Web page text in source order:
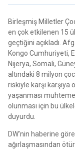
Birleşmiş Milletler
en çok etkilenen 15
geçtiğini açıkladı.
Kongo Cumhuriyeti,
Nijerya, Somali,
altındaki 8 milyon
riskiyle karşı karşıya
yaşanması
olunması için bu
duyurdu.
DW’nin haberine
ağırlaşmasından